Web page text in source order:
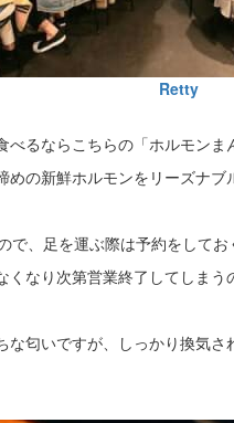
Retty
るならこちらの「ホルモンま
の新鮮ホルモンをリーズナブ
で、足を運ぶ際は予約をしてお
なり次第営業終了してしまう
な匂いですが、しっかり換気